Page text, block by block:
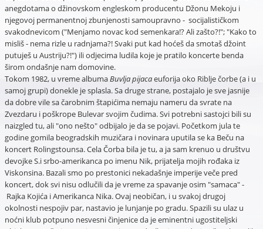
anegdotama o džinovskom engleskom producentu Džonu Mekoju i
njegovoj permanentnoj zbunjenosti samoupravno - socijalističkom
svakodnevicom ("Menjamo novac kod semenkara!? Ali zašto?!"; "Kako to
misliš - nema rizle u radnjama?! Svaki put kad hoćeš da smotaš džoint
putuješ u Austriju?!") ili odjecima ludila koje je pratilo koncerte benda
širom ondašnje nam domovine.
Tokom 1982, u vreme albumaBuvlja pijacaeuforija oko Riblje čorbe (a i u
samoj grupi) donekle je splasla. Sa druge strane, postajalo je sve jasnije
da dobre vile sa čarobnim štapićima nemaju nameru da svrate na
Zvezdaru i poškrope Bulevar svojim čudima. Svi potrebni sastojci bili su
naizgled tu, ali "ono nešto" odbijalo je da se pojavi. Početkom jula te
godine gomila beogradskih muzičara i novinara uputila se ka Beču na
koncert Rolingstounsa. Cela Čorba bila je tu, a ja sam krenuo u društvu
devojke S.i srbo-amerikanca po imenu Nik, prijatelja mojih rođaka iz
Viskonsina. Bazali smo po prestonici nekadašnje imperije veče pred
koncert, dok svi nisu odlučili da je vreme za spavanje osim "samaca" -
Rajka Kojića i Amerikanca Nika. Ovaj neobičan, i u svakoj drugoj
okolnosti nespojiv par, nastavio je lunjanje po gradu. Spazili su ulaz u
noćni klub potpuno nesvesni činjenice da je eminentni ugostiteljski